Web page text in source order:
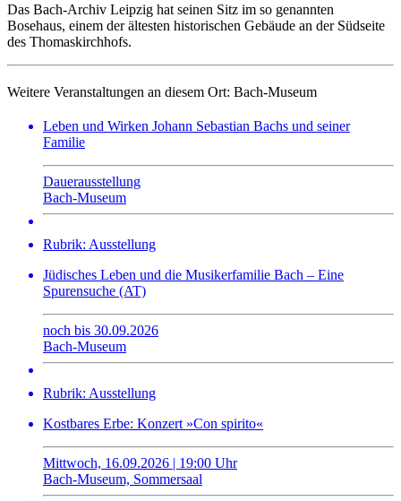
Das Bach-Archiv Leipzig hat seinen Sitz im so genannten
Bosehaus, einem der ältesten historischen Gebäude an der Südseite
des Thomaskirchhofs.
Weitere Veranstaltungen an diesem Ort: Bach-Museum
Leben und Wirken Johann Sebastian Bachs und seiner
Familie
Dauerausstellung
Bach-Museum
Rubrik: Ausstellung
Jüdisches Leben und die Musikerfamilie Bach – Eine
Spurensuche (AT)
noch bis 30.09.2026
Bach-Museum
Rubrik: Ausstellung
Kostbares Erbe: Konzert »Con spirito«
Mittwoch, 16.09.2026 | 19:00 Uhr
Bach-Museum, Sommersaal